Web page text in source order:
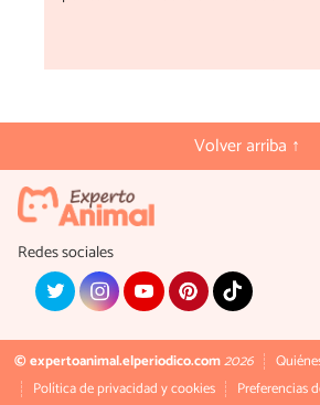
Volver arriba ↑
Redes sociales
© expertoanimal.elperiodico.com2026
Política de privacidad y cookies
Preferencias